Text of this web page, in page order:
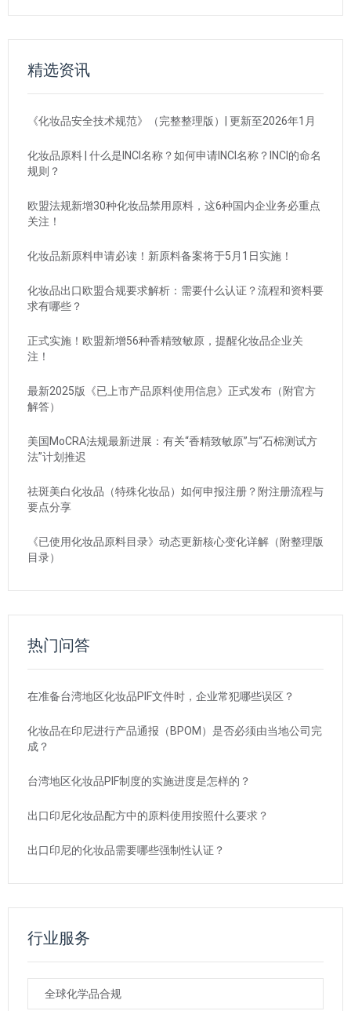
精选资讯
《化妆品安全技术规范》（完整整理版）| 更新至2026年1月
化妆品原料 | 什么是INCI名称？如何申请INCI名称？INCI的命名
规则？
欧盟法规新增30种化妆品禁用原料，这6种国内企业务必重点
关注！
化妆品新原料申请必读！新原料备案将于5月1日实施！
化妆品出口欧盟合规要求解析：需要什么认证？流程和资料要
求有哪些？
正式实施！欧盟新增56种香精致敏原，提醒化妆品企业关
注！
最新2025版《已上市产品原料使用信息》正式发布（附官方
解答）
美国MoCRA法规最新进展：有关“香精致敏原”与“石棉测试方
法”计划推迟
祛斑美白化妆品（特殊化妆品）如何申报注册？附注册流程与
要点分享
《已使用化妆品原料目录》动态更新核心变化详解（附整理版
目录）
热门问答
在准备台湾地区化妆品PIF文件时，企业常犯哪些误区？
化妆品在印尼进行产品通报（BPOM）是否必须由当地公司完
成？
台湾地区化妆品PIF制度的实施进度是怎样的？
出口印尼化妆品配方中的原料使用按照什么要求？
出口印尼的化妆品需要哪些强制性认证？
行业服务
全球化学品合规